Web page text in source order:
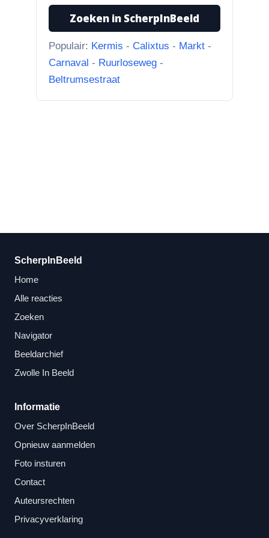
Hoek Matthijs van Dulkenstraat en
Bisschop Philip Roveniusstraat
Zoeken in ScherpInBeeld
Populair: Kermis - Calixtus - Markt -
Carnaval - Ruurloseweg -
Beltrumsestraat
ScherpInBeeld
Home
Alle reacties
Zoeken
Navigator
Beeldarchief
Zwolle In Beeld
Informatie
Over ScherpInBeeld
Opnieuw aanmelden
Foto insturen
Contact
Auteursrechten
Privacyverklaring